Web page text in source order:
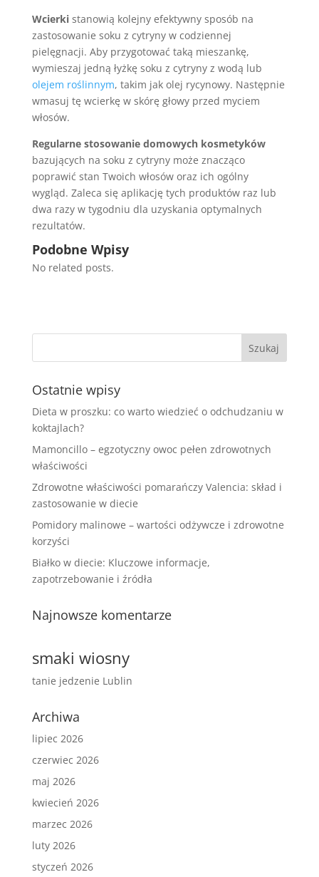
Wcierkistanowią kolejny efektywny sposób na
zastosowanie soku z cytryny w codziennej
pielęgnacji. Aby przygotować taką mieszankę,
wymieszaj jedną łyżkę soku z cytryny z wodą lub
olejem roślinnym, takim jak olej rycynowy. Następnie
wmasuj tę wcierkę w skórę głowy przed myciem
włosów.
Regularne stosowanie domowych kosmetyków
bazujących na soku z cytryny może znacząco
poprawić stan Twoich włosów oraz ich ogólny
wygląd. Zaleca się aplikację tych produktów raz lub
dwa razy w tygodniu dla uzyskania optymalnych
rezultatów.
Podobne Wpisy
No related posts.
Ostatnie wpisy
Dieta w proszku: co warto wiedzieć o odchudzaniu w
koktajlach?
Mamoncillo – egzotyczny owoc pełen zdrowotnych
właściwości
Zdrowotne właściwości pomarańczy Valencia: skład i
zastosowanie w diecie
Pomidory malinowe – wartości odżywcze i zdrowotne
korzyści
Białko w diecie: Kluczowe informacje,
zapotrzebowanie i źródła
Najnowsze komentarze
smaki wiosny
tanie jedzenie Lublin
Archiwa
lipiec 2026
czerwiec 2026
maj 2026
kwiecień 2026
marzec 2026
luty 2026
styczeń 2026